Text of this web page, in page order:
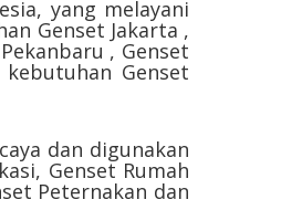
yang melayani
Genset Jakarta ,
, Genset
Genset
dan digunakan
Genset Rumah
Peternakan dan